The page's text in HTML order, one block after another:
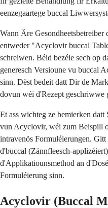
eenzegaartege buccal
Wann Äre
entweder "Acyclovir buccal
schreiwen. Béid bezéie sech op
generesch Versioune vu buccal
sinn. Dëst bedeit datt Dir de
dovun wéi d'Rezept geschriwwe
Et ass wichteg ze bemierken datt
vun Acyclovir, wéi zum Beispill
intravenös Formuléierungen.
d'buccal (Zännfleesch-
d'Applikatiounsmethod an
Formuléierung sinn.
Acyclovir (Buccal